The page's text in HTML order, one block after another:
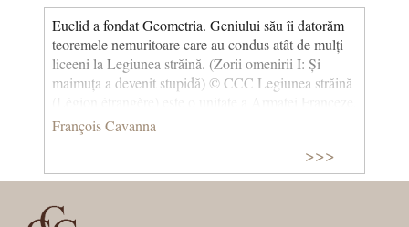
Euclid a fondat Geometria. Geniului său îi datorăm
teoremele nemuritoare care au condus atât de mulți
liceeni la Legiunea străină. (Zorii omenirii I: Și
maimuța a devenit stupidă) © CCC Legiunea străină
(Légion étrangère) este o unitate a Armatei Franceze,
care a fost întemeiată pe data de 10 martie 1831
printr-un decret dat de Ludovic-Filip al Franței. A
fost creată pentru voluntarii străini care, după
Revoluția franceză din iulie 1830, nu mai aveau voie
François Cavanna
>>>